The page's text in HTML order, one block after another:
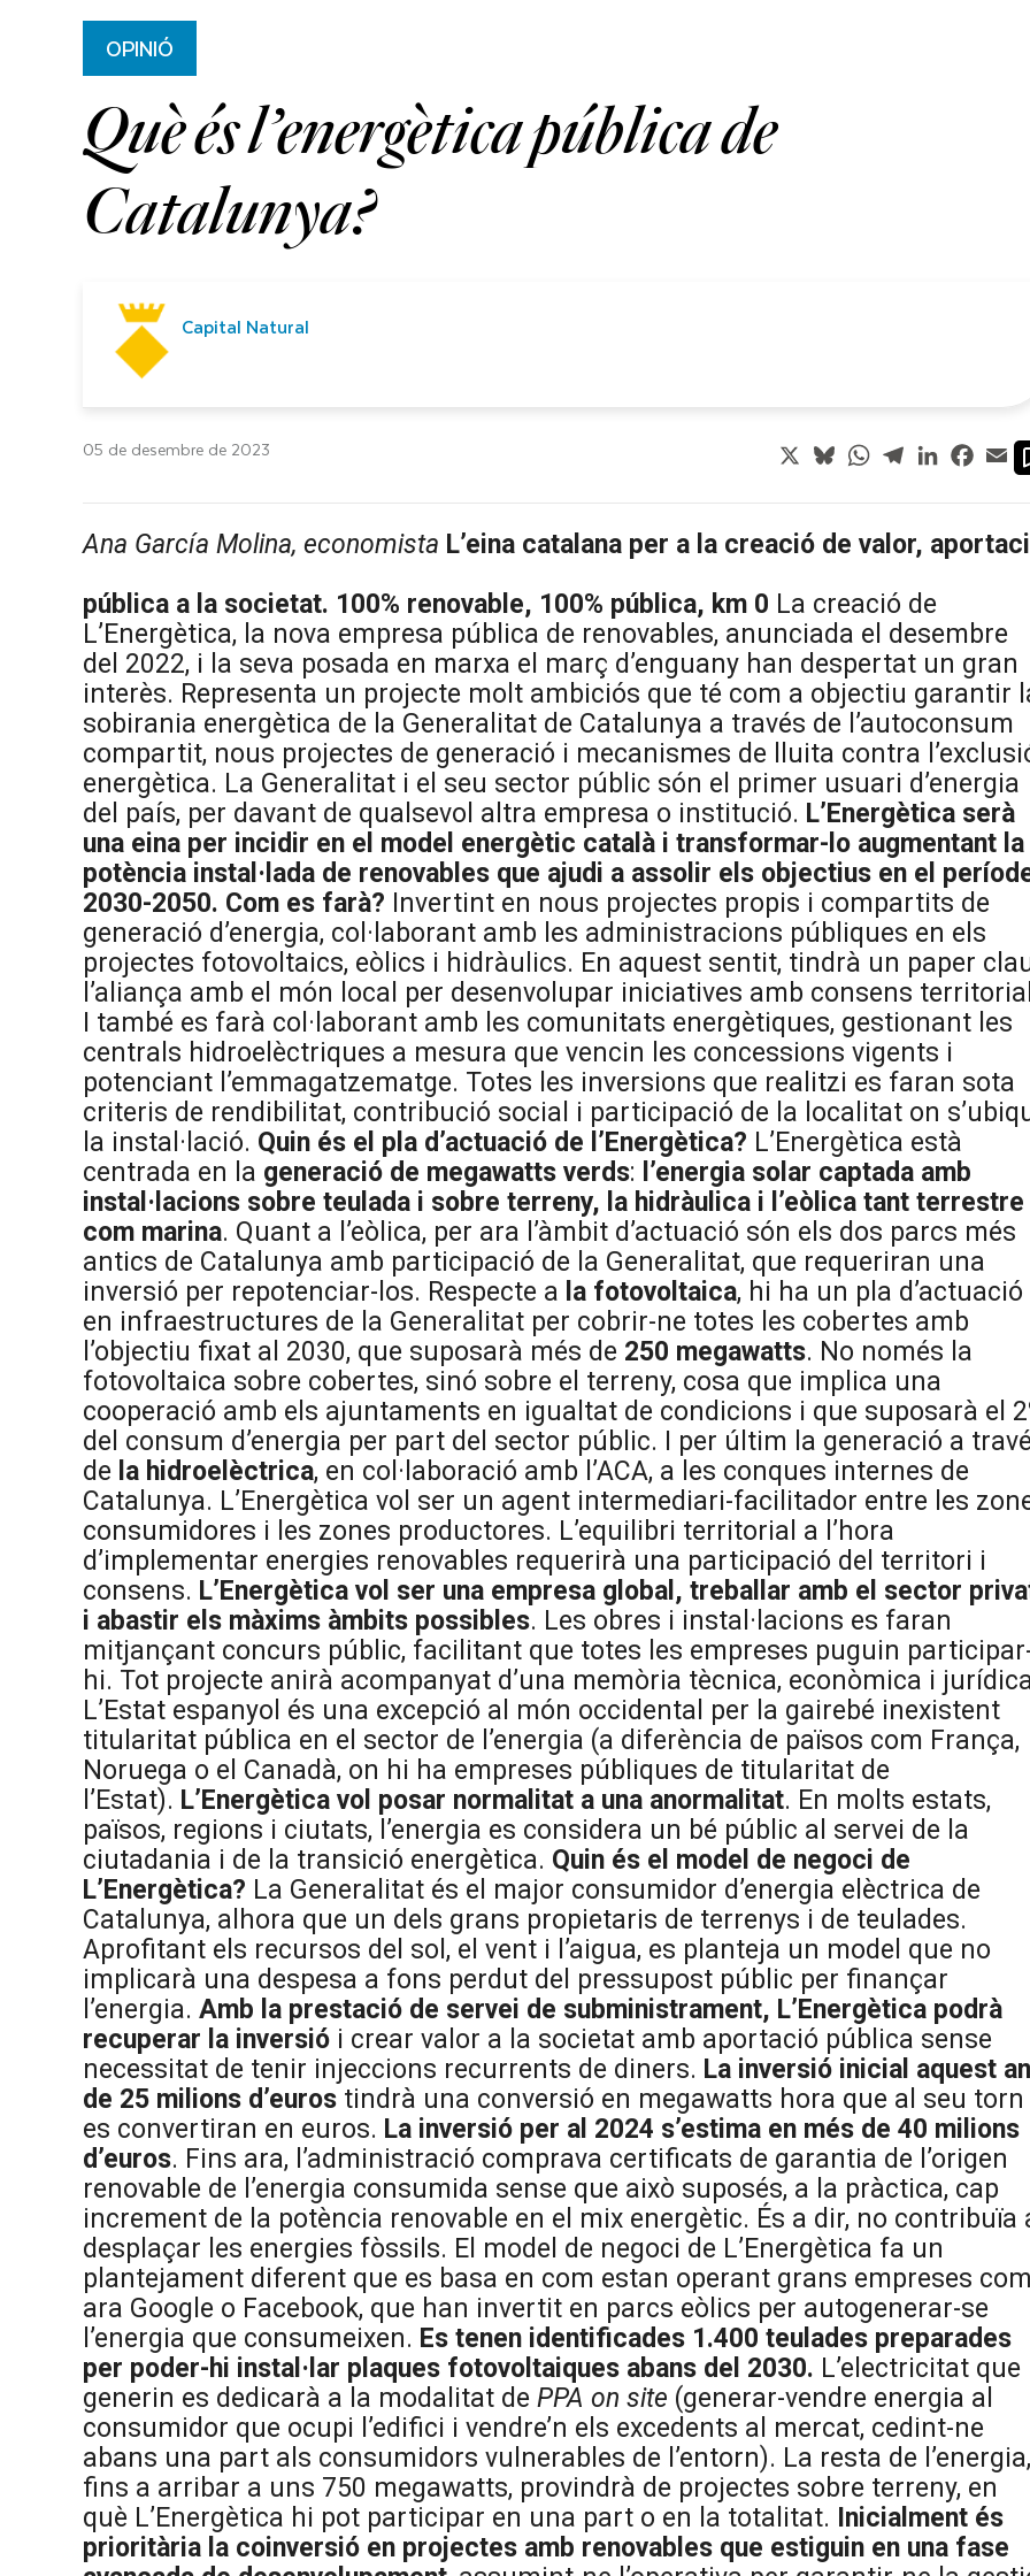
OPINIÓ
Què és l’energètica pública de
Catalunya?
Capital Natural
05 de desembre de 2023 X BlueskyWhatsApp
TelegramLinkedIn
Ana García Molina, economista L’eina catalana per a la creació de valor,
pública a la societat. 100% renovable, 100% pública, km 0 La creació de
L’Energètica, la nova empresa pública de renovables, anunciada el desembre
del 2022, i la seva posada en marxa el març d’enguany han despertat un gran
interès. Representa un projecte molt ambiciós que té com a objectiu garantir
sobirania energètica de la Generalitat de Catalunya a través de l’autoconsum
compartit, nous projectes de generació i mecanismes de lluita contra
energètica. La Generalitat i el seu sector públic són el primer usuari d’energia
del país, per davant de qualsevol altra empresa o institució. L’Energètica serà
una eina per incidir en el model energètic català i transformar-lo augmentant la
potència instal·lada de renovables que ajudi a assolir els objectius en el
2030-2050. Com es farà? Invertint en nous projectes propis i compartits de
generació d’energia, col·laborant amb les administracions públiques en els
projectes fotovoltaics, eòlics i hidràulics. En aquest sentit, tindrà un paper
l’aliança amb el món local per desenvolupar iniciatives amb consens
I també es farà col·laborant amb les comunitats energètiques, gestionant les
centrals hidroelèctriques a mesura que vencin les concessions vigents i
potenciant l’emmagatzematge. Totes les inversions que realitzi es faran sota
criteris de rendibilitat, contribució social i participació de la localitat on
la instal·lació. Quin és el pla d’actuació de l’Energètica? L’Energètica està
centrada en la generació de megawatts verds: l’energia solar captada amb
instal·lacions sobre teulada i sobre terreny, la hidràulica i l’eòlica tant terrestre
com marina. Quant a l’eòlica, per ara l’àmbit d’actuació són els dos parcs més
antics de Catalunya amb participació de la Generalitat, que requeriran una
inversió per repotenciar-los. Respecte a la fotovoltaica, hi ha un pla d’actuació
en infraestructures de la Generalitat per cobrir-ne totes les cobertes amb
l’objectiu fixat al 2030, que suposarà més de 250 megawatts. No només la
fotovoltaica sobre cobertes, sinó sobre el terreny, cosa que implica una
cooperació amb els ajuntaments en igualtat de condicions i que suposarà el
del consum d’energia per part del sector públic. I per últim la generació a
de la hidroelèctrica, en col·laboració amb l’ACA, a les conques internes de
Catalunya. L’Energètica vol ser un agent intermediari-facilitador entre les
consumidores i les zones productores. L’equilibri territorial a l’hora
d’implementar energies renovables requerirà una participació del territori i
consens. L’Energètica vol ser una empresa global, treballar amb el sector
i abastir els màxims àmbits possibles. Les obres i instal·lacions es faran
mitjançant concurs públic, facilitant que totes les empreses puguin
hi. Tot projecte anirà acompanyat d’una memòria tècnica, econòmica i
L’Estat espanyol és una excepció al món occidental per la gairebé inexistent
titularitat pública en el sector de l’energia (a diferència de països com França,
Noruega o el Canadà, on hi ha empreses públiques de titularitat de
l’Estat). L’Energètica vol posar normalitat a una anormalitat. En molts estats,
països, regions i ciutats, l’energia es considera un bé públic al servei de la
ciutadania i de la transició energètica. Quin és el model de negoci de
L’Energètica? La Generalitat és el major consumidor d’energia elèctrica de
Catalunya, alhora que un dels grans propietaris de terrenys i de teulades.
Aprofitant els recursos del sol, el vent i l’aigua, es planteja un model que no
implicarà una despesa a fons perdut del pressupost públic per finançar
l’energia. Amb la prestació de servei de subministrament, L’Energètica podrà
recuperar la inversió i crear valor a la societat amb aportació pública sense
necessitat de tenir injeccions recurrents de diners. La inversió inicial aquest
de 25 milions d’euros tindrà una conversió en megawatts hora que al seu torn
es convertiran en euros. La inversió per al 2024 s’estima en més de 40 milions
d’euros. Fins ara, l’administració comprava certificats de garantia de l’origen
renovable de l’energia consumida sense que això suposés, a la pràctica, cap
increment de la potència renovable en el mix energètic. És a dir, no contribuïa
desplaçar les energies fòssils. El model de negoci de L’Energètica fa un
plantejament diferent que es basa en com estan operant grans empreses com
ara Google o Facebook, que han invertit en parcs eòlics per autogenerar-se
l’energia que consumeixen. Es tenen identificades 1.400 teulades preparades
per poder-hi instal·lar plaques fotovoltaiques abans del 2030. L’electricitat que
generin es dedicarà a la modalitat de PPA on site (generar-vendre energia al
consumidor que ocupi l’edifici i vendre’n els excedents al mercat, cedint-ne
abans una part als consumidors vulnerables de l’entorn). La resta de l’energia,
fins a arribar a uns 750 megawatts, provindrà de projectes sobre terreny, en
què L’Energètica hi pot participar en una part o en la totalitat. Inicialment és
prioritària la coinversió en projectes amb renovables que estiguin en una fase